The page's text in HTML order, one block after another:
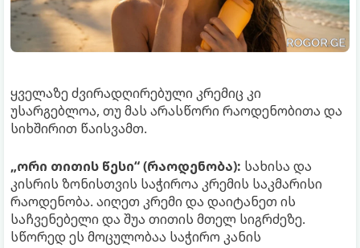
ყველაზე ძვირადღირებული კრემიც კი
უსარგებლოა, თუ მას არასწორი რაოდენობითა და
სიხშირით წაისვამთ.
„ორი თითის წესი“ (რაოდენობა): სახისა და
კისრის ზონისთვის საჭიროა კრემის საკმარისი
რაოდენობა. აიღეთ კრემი და დაიტანეთ ის
საჩვენებელი და შუა თითის მთელ სიგრძეზე.
სწორედ ეს მოცულობაა საჭირო კანის